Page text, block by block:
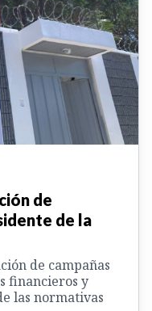
de
de la
de campañas
financieros y
las normativas